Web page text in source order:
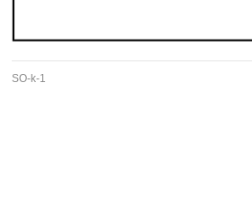
SO-k-1